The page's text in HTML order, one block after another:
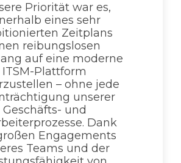
Priorität war es,
eines sehr
Zeitplans
reibungslosen
auf eine moderne
ITSM-Plattform
– ohne jede
unserer
Geschäfts- und
Dank
Engagements
Teams und der